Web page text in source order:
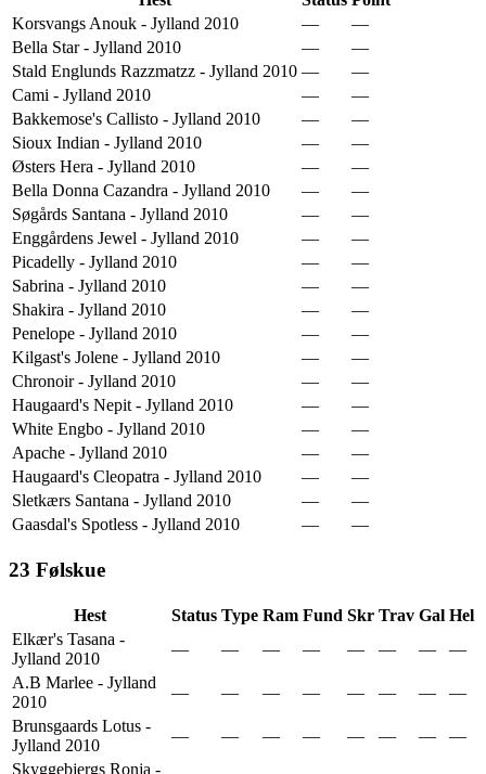
Korsvangs Anouk - Jylland 2010
—
—
Bella Star - Jylland 2010
—
—
Stald Englunds Razzmatzz - Jylland 2010 —
—
Cami - Jylland 2010
—
—
Bakkemose's Callisto - Jylland 2010
—
—
Sioux Indian - Jylland 2010
—
—
Østers Hera - Jylland 2010
—
—
Bella Donna Cazandra - Jylland 2010
—
—
Søgårds Santana - Jylland 2010
—
—
Enggårdens Jewel - Jylland 2010
—
—
Picadelly - Jylland 2010
—
—
Sabrina - Jylland 2010
—
—
Shakira - Jylland 2010
—
—
Penelope - Jylland 2010
—
—
Kilgast's Jolene - Jylland 2010
—
—
Chronoir - Jylland 2010
—
—
Haugaard's Nepit - Jylland 2010
—
—
White Engbo - Jylland 2010
—
—
Apache - Jylland 2010
—
—
Haugaard's Cleopatra - Jylland 2010
—
—
Sletkærs Santana - Jylland 2010
—
—
Gaasdal's Spotless - Jylland 2010
— —
23 Følskue
Hest Status Type Ram Fund Skr Trav Gal Hel
Elkær's Tasana -
Jylland 2010
— — — — — — —
—
A.B Marlee - Jylland
2010
— — — — — — —
—
Brunsgaards Lotus -
Jylland 2010
— — — — — — —
—
Skyggebjergs Ronja -